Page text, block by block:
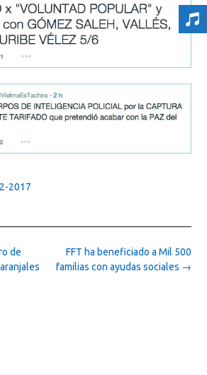
2017
FFT ha beneficiado a Mil 500
familias con ayudas sociales →
de